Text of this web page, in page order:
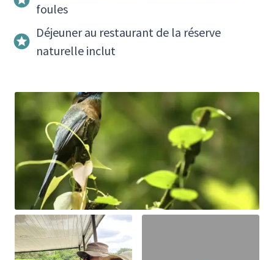
foules
Déjeuner au restaurant de la réserve
naturelle inclut